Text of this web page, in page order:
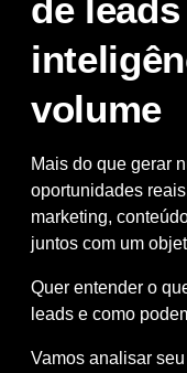
de
volume
Mais do que gerar
oportunidades
marketing,
juntos com um
Quer entender o
leads e como
Vamos analisar